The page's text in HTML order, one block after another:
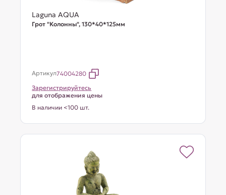
Laguna AQUA
Грот "Колонны", 130*40*125мм
Артикул74004280
Зарегистрируйтесь
для отображения цены
В наличии <100 шт.